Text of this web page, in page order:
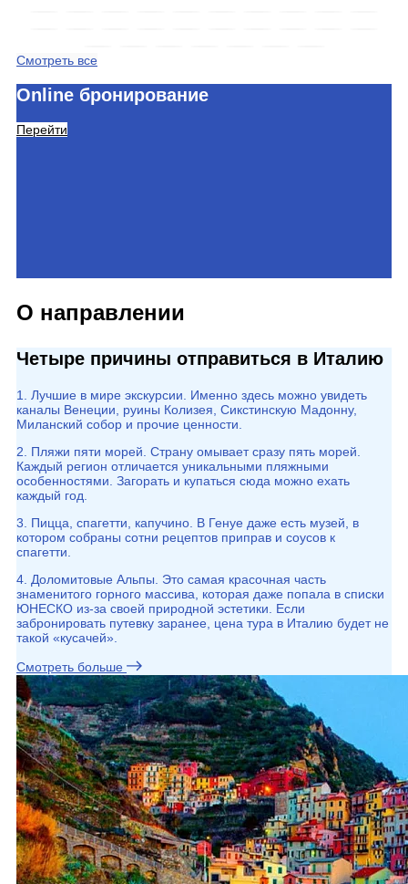
Смотреть все
Online бронирование
Перейти
О направлении
Четыре причины отправиться в Италию
1. Лучшие в мире экскурсии. Именно здесь можно увидеть
каналы Венеции, руины Колизея, Сикстинскую Мадонну,
Миланский собор и прочие ценности.
2. Пляжи пяти морей. Страну омывает сразу пять морей.
Каждый регион отличается уникальными пляжными
особенностями. Загорать и купаться сюда можно ехать
каждый год.
3. Пицца, спагетти, капучино. В Генуе даже есть музей, в
котором собраны сотни рецептов приправ и соусов к
спагетти.
4. Доломитовые Альпы. Это самая красочная часть
знаменитого горного массива, которая даже попала в списки
ЮНЕСКО из-за своей природной эстетики. Если
забронировать путевку заранее, цена тура в Италию будет не
такой «кусачей».
Смотреть больше